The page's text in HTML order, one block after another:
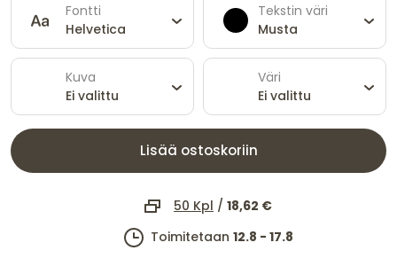
Fontti
Helvetica
Tekstin väri
Musta
Kuva
Ei valittu
Väri
Ei valittu
Lisää ostoskoriin
50 Kpl / 18,62 €
Toimitetaan 12.8 - 17.8